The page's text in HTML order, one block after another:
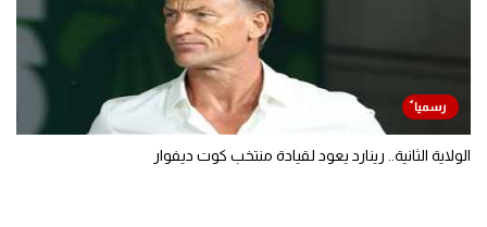
الولاية الثانية.. رينارد يعود لقيادة منتخب كوت ديفوار